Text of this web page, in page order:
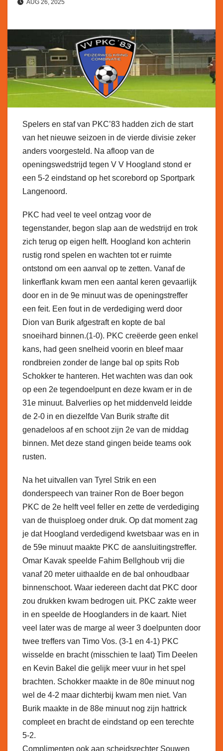
AUG 26, 2025
Spelers en staf van PKC’83 hadden zich de start
van het nieuwe seizoen in de vierde divisie zeker
anders voorgesteld. Na afloop van de
openingswedstrijd tegen V V Hoogland stond er
een 5-2 eindstand op het scorebord op Sportpark
Langenoord.
PKC had veel te veel ontzag voor de
tegenstander, begon slap aan de wedstrijd en trok
zich terug op eigen helft. Hoogland kon achterin
rustig rond spelen en wachten tot er ruimte
ontstond om een aanval op te zetten. Vanaf de
linkerflank kwam men een aantal keren gevaarlijk
door en in de 9e minuut was de openingstreffer
een feit. Een fout in de verdediging werd door
Dion van Burik afgestraft en kopte de bal
snoeihard binnen.(1-0). PKC creëerde geen enkel
kans, had geen snelheid voorin en bleef maar
rondbreien zonder de lange bal op spits Rob
Schokker te hanteren. Het wachten was dan ook
op een 2e tegendoelpunt en deze kwam er in de
31e minuut. Balverlies op het middenveld leidde
de 2-0 in en diezelfde Van Burik strafte dit
genadeloos af en schoot zijn 2e van de middag
binnen. Met deze stand gingen beide teams ook
rusten.
Na het uitvallen van Tyrel Strik en een
donderspeech van trainer Ron de Boer begon
PKC de 2e helft veel feller en zette de verdediging
van de thuisploeg onder druk. Op dat moment zag
je dat Hoogland verdedigend kwetsbaar was en in
de 59e minuut maakte PKC de aansluitingstreffer.
Omar Kavak speelde Fahim Bellghoub vrij die
vanaf 20 meter uithaalde en de bal onhoudbaar
binnenschoot. Waar iedereen dacht dat PKC door
zou drukken kwam bedrogen uit. PKC zakte weer
in en speelde de Hooglanders in de kaart. Niet
veel later was de marge al weer 3 doelpunten door
twee treffers van Timo Vos. (3-1 en 4-1) PKC
wisselde en bracht (misschien te laat) Tim Deelen
en Kevin Bakel die gelijk meer vuur in het spel
brachten. Schokker maakte in de 80e minuut nog
wel de 4-2 maar dichterbij kwam men niet. Van
Burik maakte in de 88e minuut nog zijn hattrick
compleet en bracht de eindstand op een terechte
5-2.
Complimenten ook aan scheidsrechter Souwen